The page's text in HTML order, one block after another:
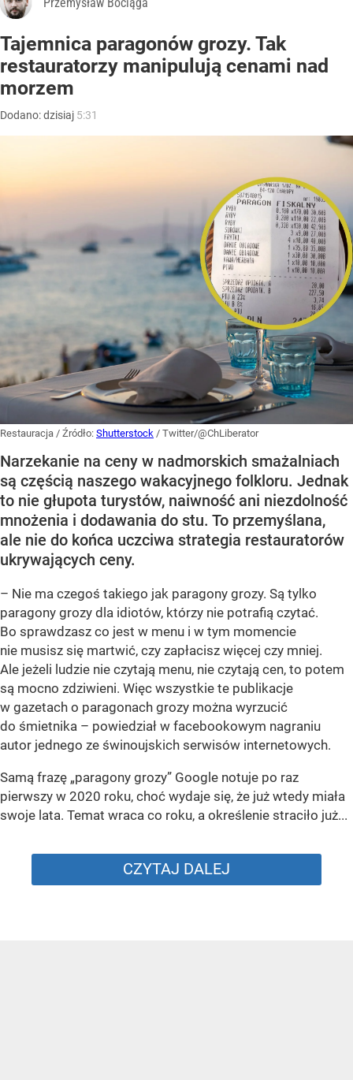
Tajemnica paragonów grozy. Tak
restauratorzy manipulują cenami nad
morzem
Dodano:dzisiaj 5:31
Restauracja / Źródło: Shutterstock / Twitter/@ChLiberator
Narzekanie na ceny w nadmorskich smażalniach
są częścią naszego wakacyjnego folkloru. Jednak
to nie głupota turystów, naiwność ani niezdolność
mnożenia i dodawania do stu. To przemyślana,
ale nie do końca uczciwa strategia restauratorów
ukrywających ceny.
– Nie ma czegoś takiego jak paragony grozy. Są tylko
paragony grozy dla idiotów, którzy nie potrafią czytać.
Bo sprawdzasz co jest w menu i w tym momencie
nie musisz się martwić, czy zapłacisz więcej czy mniej.
Ale jeżeli ludzie nie czytają menu, nie czytają cen, to potem
są mocno zdziwieni. Więc wszystkie te publikacje
w gazetach o paragonach grozy można wyrzucić
do śmietnika – powiedział w facebookowym nagraniu
autor jednego ze świnoujskich serwisów internetowych.
Samą frazę „paragony grozy” Google notuje po raz
pierwszy w 2020 roku, choć wydaje się, że już wtedy miała
swoje lata. Temat wraca co roku, a określenie straciło już...
CZYTAJ DALEJ